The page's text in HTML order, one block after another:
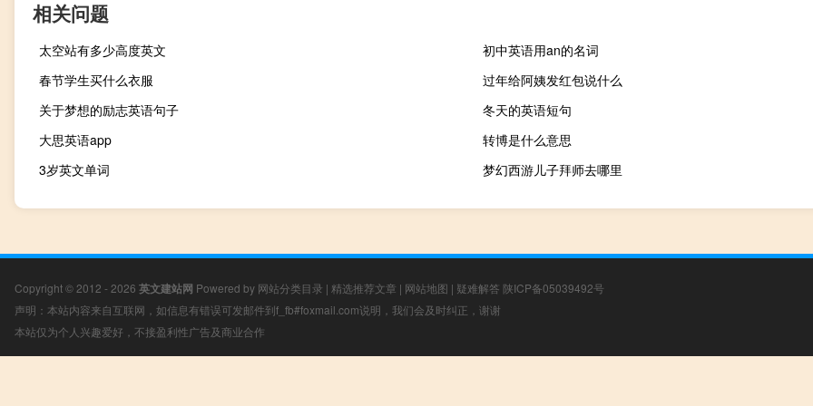
相关问题
太空站有多少高度英文
初中英语用an的名词
春节学生买什么衣服
过年给阿姨发红包说什么
关于梦想的励志英语句子
冬天的英语短句
大思英语app
转博是什么意思
3岁英文单词
梦幻西游儿子拜师去哪里
Copyright © 2012 - 2026 英文建站网 Powered by 网站分类目录 | 精选推荐文章 | 网站地图 | 疑难解答 陕ICP备05039492号
声明：本站内容来自互联网，如信息有错误可发邮件到f_fb#foxmail.com说明，我们会及时纠正，谢谢
本站仅为个人兴趣爱好，不接盈利性广告及商业合作